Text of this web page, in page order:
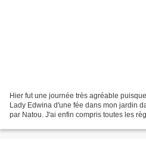
Hier fut une journée très agréable
Lady Edwina d'une fée dans mon jardin
par Natou. J'ai enfin compris toutes les